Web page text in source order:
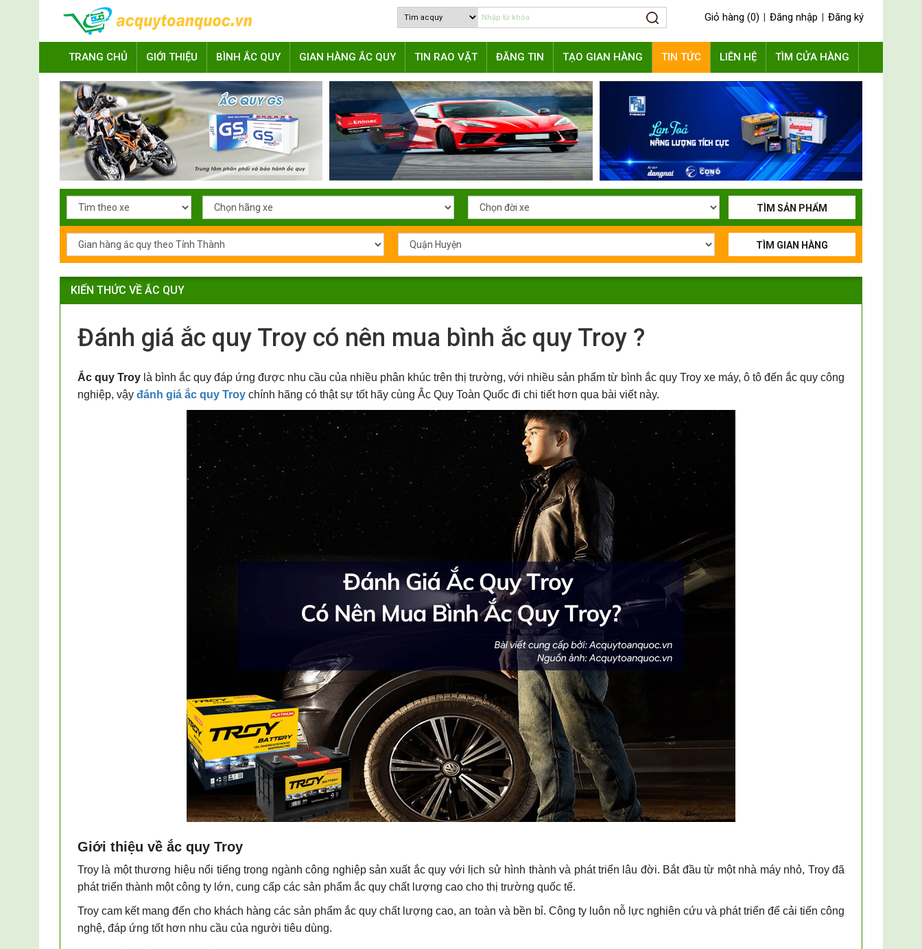
Giỏ hàng (0) Đăng nhập Đăng ký
TRANG CHỦ GIỚI THIỆU BÌNH ẮC QUY GIAN HÀNG ẮC QUY TIN RAO VẶT ĐĂNG TIN TẠO GIAN HÀNG TIN TỨC LIÊN HỆ TÌM CỬA HÀNG
TÌM SẢN PHẨM
TÌM GIAN HÀNG
KIẾN THỨC VỀ ẮC QUY
Đánh giá ắc quy Troy có nên mua bình ắc quy Troy ?
Ắc quy Troy là bình ắc quy đáp ứng được nhu cầu của nhiều phân khúc trên thị trường, với nhiều sản phẩm từ bình ắc quy Troy xe máy, ô tô đến ắc quy công
nghiệp, vậy đánh giá ắc quy Troy chính hãng có thật sự tốt hãy cùng Ắc Quy Toàn Quốc đi chi tiết hơn qua bài viết này.
Giới thiệu về ắc quy Troy
Troy là một thương hiệu nổi tiếng trong ngành công nghiệp sản xuất ắc quy với lịch sử hình thành và phát triển lâu đời. Bắt đầu từ một nhà máy nhỏ, Troy đã
phát triển thành một công ty lớn, cung cấp các sản phẩm ắc quy chất lượng cao cho thị trường quốc tế.
Troy cam kết mang đến cho khách hàng các sản phẩm ắc quy chất lượng cao, an toàn và bền bỉ. Công ty luôn nỗ lực nghiên cứu và phát triển để cải tiến công
nghệ, đáp ứng tốt hơn nhu cầu của người tiêu dùng.